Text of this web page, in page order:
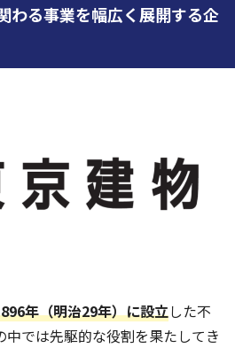
わる事業を幅広く展開する企
年（明治29年）に設立した不
では先駆的な役割を果たしてき